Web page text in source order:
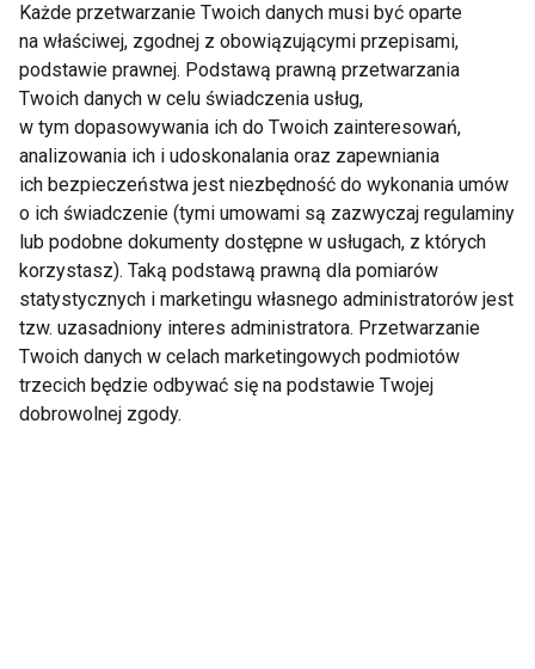
Zaczyna się od „niewinnego” odchudzania, a kończy
na poważnym schorzeniu.
[-------]
Po czym poznać chorą?
Bardzo trudno uchwycić moment, kiedy choroba się
zaczyna. Zwykle osoby utrzymują, ze spadek masy
ich ciała wynika zupełnie z innych przyczyn, że nie
zwracają na to uwagi i nie koncentrują się na
odchudzaniu. Fizjologicznym objawem sugerującym
anoreksję jest utrata miesiączki (co przy nieleczeniu
Każde przetwarzanie Twoich danych musi być oparte
na właściwej, zgodnej z obowiązującymi przepisami,
podstawie prawnej. Podstawą prawną przetwarzania
Twoich danych w celu świadczenia usług,
w tym dopasowywania ich do Twoich zainteresowań,
analizowania ich i udoskonalania oraz zapewniania
ich bezpieczeństwa jest niezbędność do wykonania umów
o ich świadczenie (tymi umowami są zazwyczaj regulaminy
lub podobne dokumenty dostępne w usługach, z których
korzystasz). Taką podstawą prawną dla pomiarów
statystycznych i marketingu własnego administratorów jest
tzw. uzasadniony interes administratora. Przetwarzanie
Twoich danych w celach marketingowych podmiotów
trzecich będzie odbywać się na podstawie Twojej
dobrowolnej zgody.